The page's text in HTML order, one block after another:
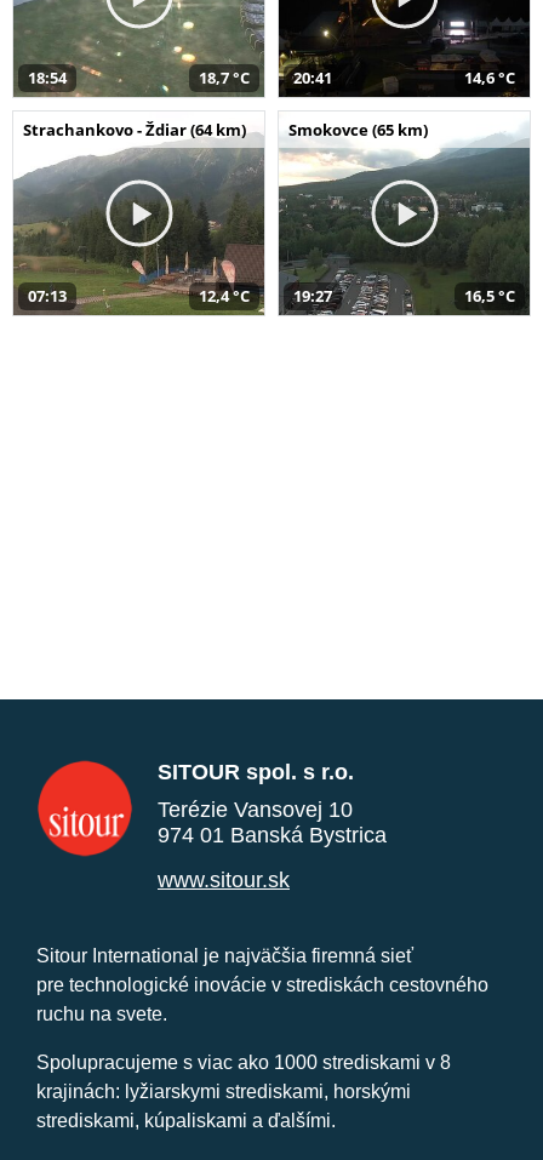
18:54 18,7 °C 20:41 14,6 °C
Strachankovo - Ždiar (64 km)
07:13 12,4 °C
Smokovce (65 km)
19:27 16,5 °C
SITOUR spol. s r.o.
Terézie Vansovej 10
974 01 Banská Bystrica
www.sitour.sk
Sitour International je najväčšia firemná sieť
pre technologické inovácie v strediskách cestovného
ruchu na svete.
Spolupracujeme s viac ako 1000 strediskami v 8
krajinách: lyžiarskymi strediskami, horskými
strediskami, kúpaliskami a ďalšími.